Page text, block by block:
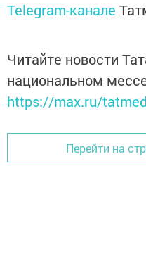
Telegram-канале
Читайте новости
национальном
https://max.ru/
Перейти на